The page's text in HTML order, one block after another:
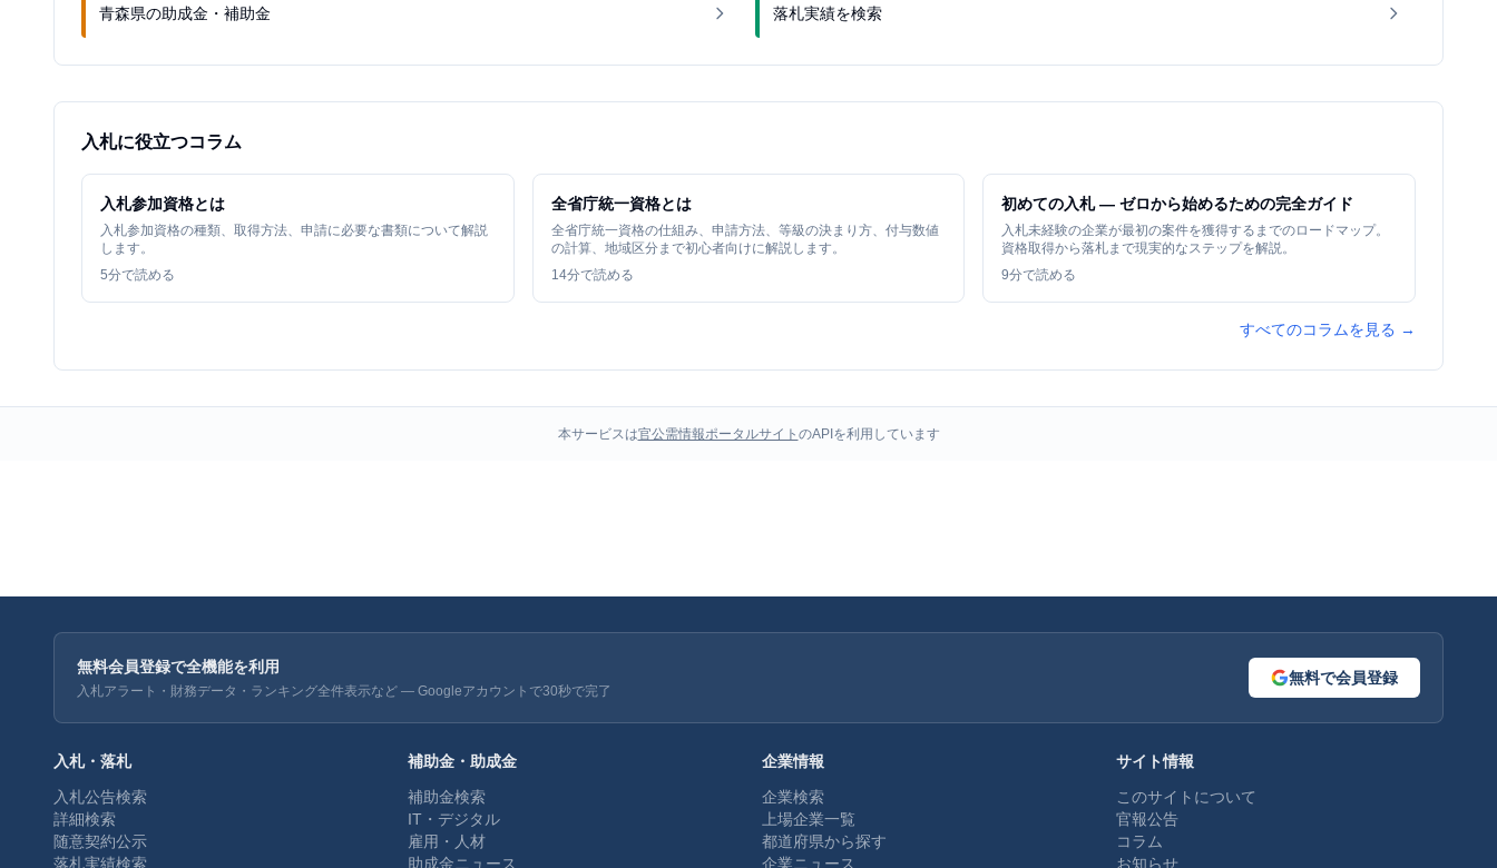
青森県の助成金・補助金 落札実績を検索
入札に役立つコラム
入札参加資格とは
入札参加資格の種類、取得方法、申請に必要な書類について解説
します。
5分で読める
全省庁統一資格とは
全省庁統一資格の仕組み、申請方法、等級の決まり方、付与数値
の計算、地域区分まで初心者向けに解説します。
14分で読める
初めての入札 — ゼロから始めるための完全ガイド
入札未経験の企業が最初の案件を獲得するまでのロードマップ。
資格取得から落札まで現実的なステップを解説。
9分で読める
すべてのコラムを見る →
本サービスは官公需情報ポータルサイト のAPIを利用しています
無料会員登録で全機能を利用
入札アラート・財務データ・ランキング全件表示など — Googleアカウントで30秒で完了
無料で会員登録
入札・落札
入札公告検索
詳細検索
随意契約公示
落札実績検索
補助金・助成金
補助金検索
IT・デジタル
雇用・人材
助成金ニュース
企業情報
企業検索
上場企業一覧
都道府県から探す
企業ニュース
サイト情報
このサイトについて
官報公告
コラム
お知らせ